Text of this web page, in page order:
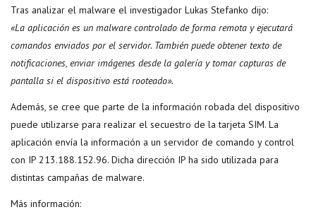
Tras analizar el malware el investigador Lukas Stefanko dijo:
«La aplicación es un malware controlado de forma remota y ejecutará
comandos enviados por el servidor. También puede obtener texto de
notificaciones, enviar imágenes desde la galería y tomar capturas de
pantalla si el dispositivo está rooteado».
Además, se cree que parte de la información robada del dispositivo
puede utilizarse para realizar el secuestro de la tarjeta SIM. La
aplicación envía la información a un servidor de comando y control
con IP 213.188.152.96. Dicha dirección IP ha sido utilizada para
distintas campañas de malware.
Más información: